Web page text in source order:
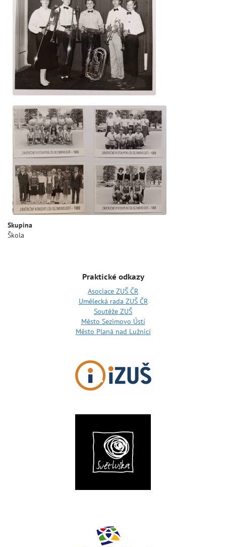
Skupina
Škola
Praktické odkazy
Asociace ZUŠ ČR
Umělecká rada ZUŠ ČR
Soutěže ZUŠ
Město Sezimovo Ústí
Město Planá nad Lužnicí